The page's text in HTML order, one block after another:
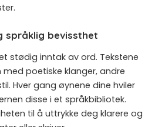
språklig bevissthet
stødig inntak av ord. Tekstene
poetiske klanger, andre
Hver gang øynene dine hviler
disse i et språkbibliotek.
til å uttrykke deg klarere og